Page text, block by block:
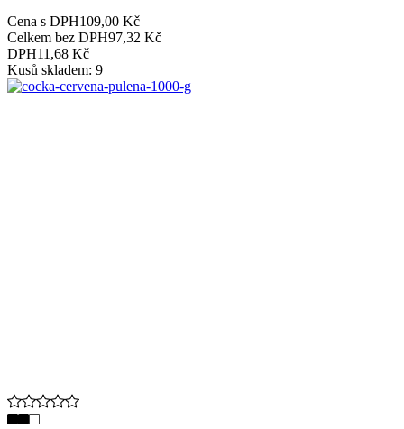
Cena s DPH109,00 Kč
Celkem bez DPH97,32 Kč
DPH11,68 Kč
Kusů skladem: 9